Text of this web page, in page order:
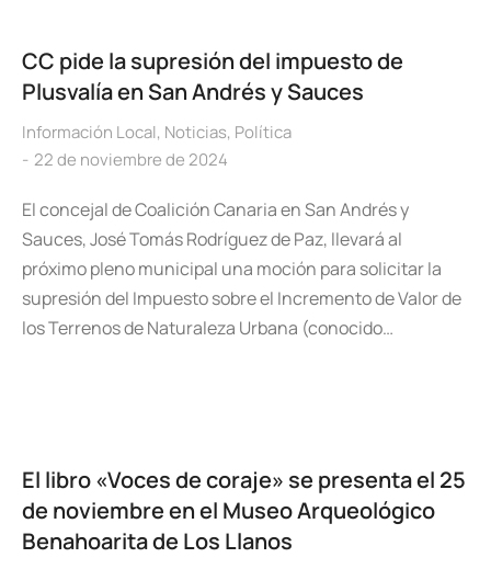
CC pide la supresión del impuesto de
Plusvalía en San Andrés y Sauces
Información Local, Noticias, Política
22 de noviembre de 2024
El concejal de Coalición Canaria en San Andrés y
Sauces, José Tomás Rodríguez de Paz, llevará al
próximo pleno municipal una moción para solicitar la
supresión del Impuesto sobre el Incremento de Valor de
los Terrenos de Naturaleza Urbana (conocido…
El libro «Voces de coraje» se presenta el 25
de noviembre en el Museo Arqueológico
Benahoarita de Los Llanos